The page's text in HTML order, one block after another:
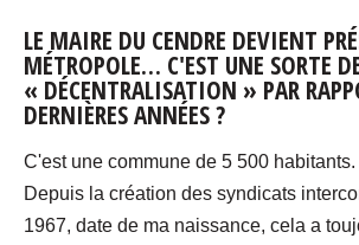
LE MAIRE DU CENDRE DEVIENT
MÉTROPOLE… C'EST UNE SORTE
« DÉCENTRALISATION » PAR
DERNIÈRES ANNÉES ?
C'est une commune de 5 500
Depuis la création des syndicats
1967, date de ma naissance, cela a